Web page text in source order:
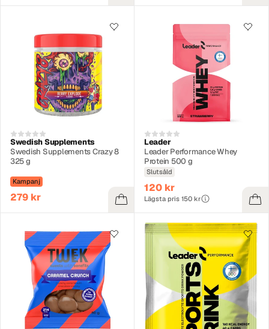
Swedish Supplements
Swedish Supplements Crazy 8
325 g
Kampanj
279 kr
Leader
Leader Performance Whey
Protein 500 g
Slutsåld
120 kr
Lägsta pris 150 kr